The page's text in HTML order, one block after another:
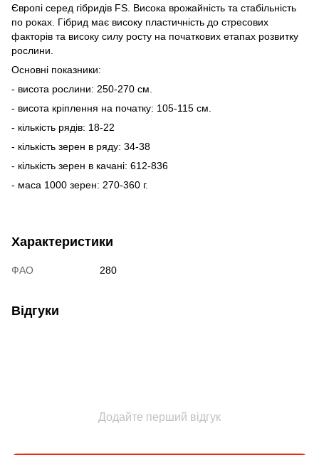
Європі серед гібридів FS. Висока врожайність та стабільність
по роках. Гібрид має високу пластичність до стресових
факторів та високу силу росту на початкових етапах розвитку
рослини.
Основні показники:
- висота рослини: 250-270 см.
- висота кріплення на початку: 105-115 см.
- кількість рядів: 18-22
- кількість зерен в ряду: 34-38
- кількість зерен в качані: 612-836
- маса 1000 зерен: 270-360 г.
Характеристики
ФАО 280
Відгуки
Додайте перший відгук